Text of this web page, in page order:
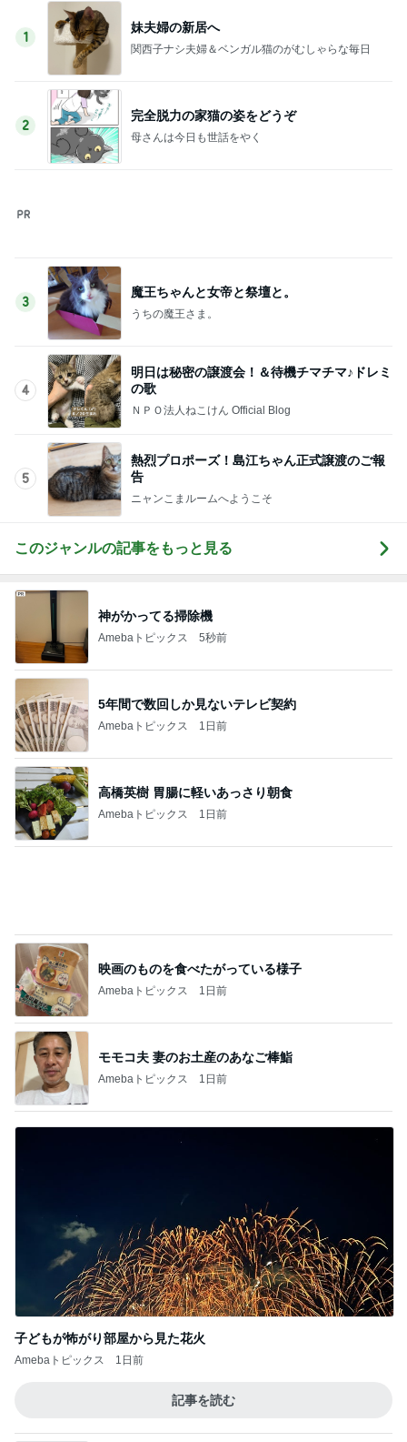
1
妹夫婦の新居へ
関西子ナシ夫婦＆ベンガル猫のがむしゃらな毎日
2
完全脱力の家猫の姿をどうぞ
母さんは今日も世話をやく
3
魔王ちゃんと女帝と祭壇と。
うちの魔王さま。
4
明日は秘密の譲渡会！＆待機チマチマ♪ドレミ
の歌
ＮＰＯ法人ねこけん Official Blog
5
熱烈プロポーズ！島江ちゃん正式譲渡のご報
告
ニャンこまルームへようこそ
このジャンルの記事をもっと見る
神がかってる掃除機
Amebaトピックス 5秒前
5年間で数回しか見ないテレビ契約
Amebaトピックス 1日前
高橋英樹 胃腸に軽いあっさり朝食
Amebaトピックス 1日前
モモコ夫 妻のお土産のあなご棒鮨
Amebaトピックス 1日前
子どもが怖がり部屋から見た花火
Amebaトピックス 1日前
記事を読む
Amebaトピックス 1日前